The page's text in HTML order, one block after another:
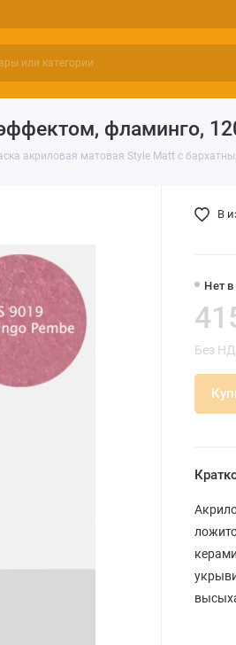
фламинго,
акриловая матовая Style Matt с
Нет в
Без
В